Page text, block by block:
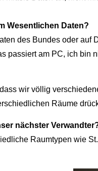
Wesentlichen Daten?
des Bundes oder auf
passiert am PC, ich bin
wir völlig
Räume
nächster
Raumtypen wie